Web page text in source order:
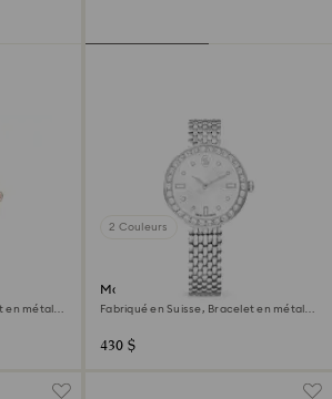
en métal,
2 Couleurs
Montre Matrix tennis 7-link
Fabriqué en Suisse, Bracelet en métal,
430 $